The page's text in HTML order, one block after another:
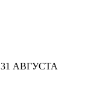
31 АВГУСТА